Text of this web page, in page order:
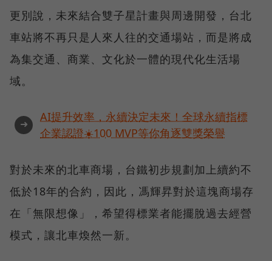
更別說，未來結合雙子星計畫與周邊開發，台北
車站將不再只是人來人往的交通場站，而是將成
為集交通、商業、文化於一體的現代化生活場
域。
➜
AI提升效率，永續決定未來！全球永續指標
企業認證☀️100 MVP等你角逐雙獎榮譽
對於未來的北車商場，台鐵初步規劃加上續約不
低於18年的合約，因此，馮輝昇對於這塊商場存
在「無限想像」，希望得標業者能擺脫過去經營
模式，讓北車煥然一新。